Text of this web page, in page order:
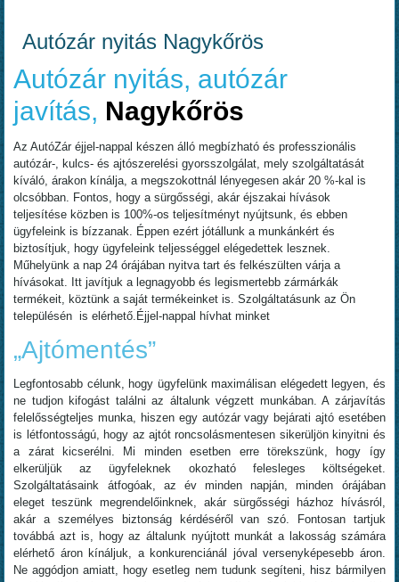
Autózár nyitás Nagykőrös
Autózár nyitás, autózár
javítás, Nagykőrös
Az AutóZár éjjel-nappal készen álló megbízható és professzionális
autózár-, kulcs- és ajtószerelési gyorsszolgálat, mely szolgáltatását
kíváló, árakon kínálja, a megszokottnál lényegesen akár 20 %-kal is
olcsóbban. Fontos, hogy a sürgősségi, akár éjszakai hívások
teljesítése közben is 100%-os teljesítményt nyújtsunk, és ebben
ügyfeleink is bízzanak. Éppen ezért jótállunk a munkánkért és
biztosítjuk, hogy ügyfeleink teljességgel elégedettek lesznek.
Műhelyünk a nap 24 órájában nyitva tart és felkészülten várja a
hívásokat. Itt javítjuk a legnagyobb és legismertebb zármárkák
termékeit, köztünk a saját termékeinket is. Szolgáltatásunk az Ön
településén is elérhető.Éjjel-nappal hívhat minket
„Ajtómentés”
Legfontosabb célunk, hogy ügyfelünk maximálisan elégedett legyen, és
ne tudjon kifogást találni az általunk végzett munkában. A zárjavítás
felelősségteljes munka, hiszen egy autózár vagy bejárati ajtó esetében
is létfontosságú, hogy az ajtót roncsolásmentesen sikerüljön kinyitni és
a zárat kicserélni. Mi minden esetben erre törekszünk, hogy így
elkerüljük az ügyfeleknek okozható felesleges költségeket.
Szolgáltatásaink átfogóak, az év minden napján, minden órájában
eleget teszünk megrendelőinknek, akár sürgősségi házhoz hívásról,
akár a személyes biztonság kérdéséről van szó. Fontosan tartjuk
továbbá azt is, hogy az általunk nyújtott munkát a lakosság számára
elérhető áron kínáljuk, a konkurenciánál jóval versenyképesebb áron.
Ne aggódjon amiatt, hogy esetleg nem tudunk segíteni, hisz bármilyen